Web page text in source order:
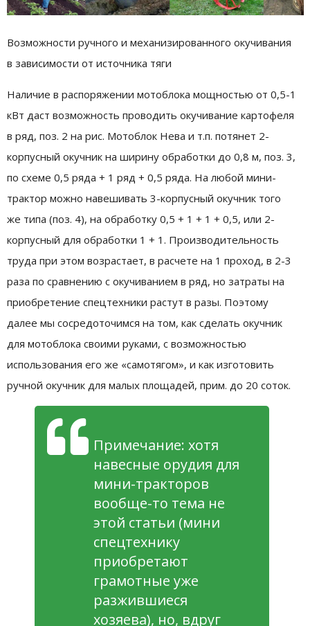
Возможности ручного и механизированного окучивания
в зависимости от источника тяги
Наличие в распоряжении мотоблока мощностью от 0,5-1
кВт даст возможность проводить окучивание картофеля
в ряд, поз. 2 на рис. Мотоблок Нева и т.п. потянет 2-
корпусный окучник на ширину обработки до 0,8 м, поз. 3,
по схеме 0,5 ряда + 1 ряд + 0,5 ряда. На любой мини-
трактор можно навешивать 3-корпусный окучник того
же типа (поз. 4), на обработку 0,5 + 1 + 1 + 0,5, или 2-
корпусный для обработки 1 + 1. Производительность
труда при этом возрастает, в расчете на 1 проход, в 2-3
раза по сравнению с окучиванием в ряд, но затраты на
приобретение спецтехники растут в разы. Поэтому
далее мы сосредоточимся на том, как сделать окучник
для мотоблока своими руками, с возможностью
использования его же «самотягом», и как изготовить
ручной окучник для малых площадей, прим. до 20 соток.
Примечание: хотя
навесные орудия для
мини-тракторов
вообще-то тема не
этой статьи (мини
спецтехнику
приобретают
грамотные уже
разжившиеся
хозяева), но, вдруг